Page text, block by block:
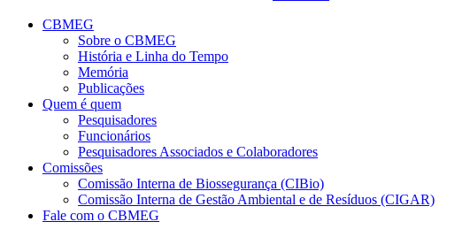
CBMEG
Sobre o CBMEG
História e Linha do Tempo
Memória
Publicações
Quem é quem
Pesquisadores
Funcionários
Pesquisadores Associados e Colaboradores
Comissões
Comissão Interna de Biossegurança (CIBio)
Comissão Interna de Gestão Ambiental e de Resíduos (CIGAR)
Fale com o CBMEG